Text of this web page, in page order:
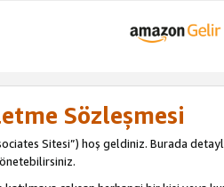
Sözleşmesi
Sitesi”) hoş geldiniz. Burada